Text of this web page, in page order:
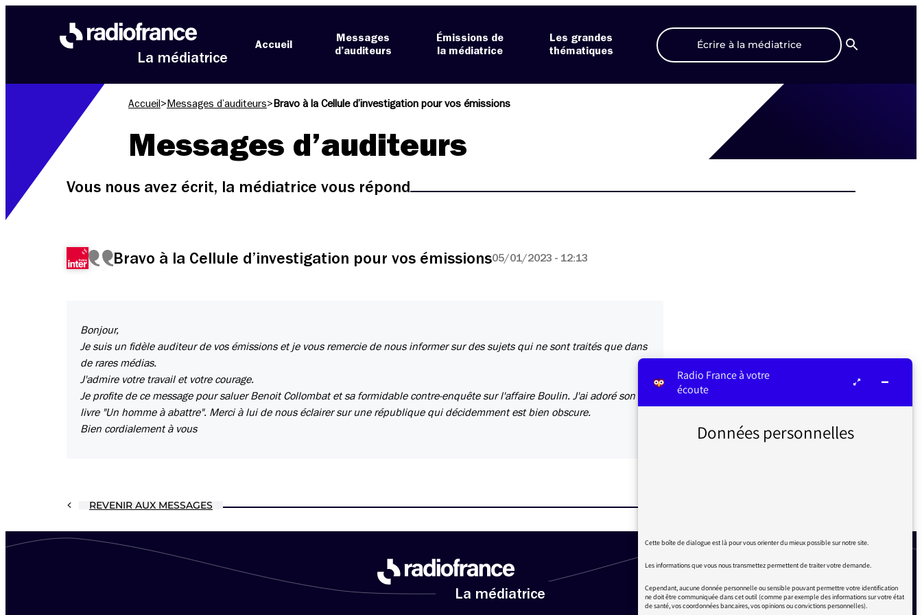
La médiatrice
Accueil
Messages
d’auditeurs
Émissions de
la médiatrice
Les grandes
thématiques
Écrire à la médiatrice
Recherche
Accueil > Messages d’auditeurs> Bravo à la Cellule d’investigation pour vos émissions
Messages d’auditeurs
Vous nous avez écrit, la médiatrice vous répond
Bravo à la Cellule d’investigation pour vos émissions05/01/2023 - 12:13
Bonjour,
Je suis un fidèle auditeur de vos émissions et je vous remercie de nous informer sur des sujets qui ne sont traités que dans
de rares médias.
J'admire votre travail et votre courage.
Je profite de ce message pour saluer Benoit Collombat et sa formidable contre-enquête sur l'affaire Boulin. J'ai adoré son
livre "Un homme à abattre". Merci à lui de nous éclairer sur une république qui décidemment est bien obscure.
Bien cordialement à vous
REVENIR AUX MESSAGES
La médiatrice
Radio France à votre
écoute
Données personnelles
Cette boîte de dialogue est là pour vous orienter du mieux possible sur notre site.
Les informations que vous nous transmettez permettent de traiter votre demande.
Cependant, aucune donnée personnelle ou sensible pouvant permettre votre identification
ne doit être communiquée dans cet outil (comme par exemple des informations sur votre état
de santé, vos coordonnées bancaires, vos opinions ou convictions personnelles).